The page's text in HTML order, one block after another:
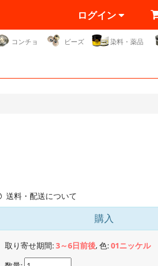
ログイン
コンチョ ビーズ 染料・薬品
送料・配送について
購入
取り寄せ期間:3～6日前後, 色:01ニッケル